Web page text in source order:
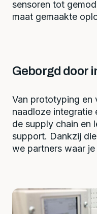
sensoren tot
maat gemaakte
Geborgd door
Van prototyping en
naadloze integratie
de supply chain en
support. Dankzij
we partners waar